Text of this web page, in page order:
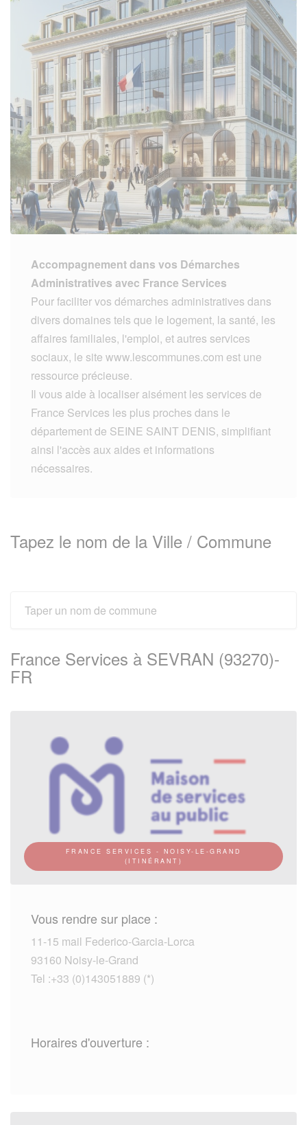
Accompagnement dans vos Démarches
Administratives avec France Services
Pour faciliter vos démarches administratives dans
divers domaines tels que le logement, la santé, les
affaires familiales, l'emploi, et autres services
sociaux, le site www.lescommunes.com est une
ressource précieuse.
Il vous aide à localiser aisément les services de
France Services les plus proches dans le
département de SEINE SAINT DENIS, simplifiant
ainsi l'accès aux aides et informations
nécessaires.
Tapez le nom de la Ville / Commune
France Services à SEVRAN (93270)-
FR
FRANCE SERVICES - NOISY-LE-GRAND
(ITINÉRANT)
Vous rendre sur place :
11-15 mail Federico-Garcia-Lorca
93160 Noisy-le-Grand
Tel :+33 (0)143051889 (*)
Horaires d'ouverture :